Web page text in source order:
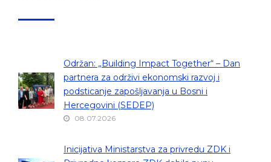
Održan: „Building Impact Together“ – Dan
partnera za održivi ekonomski razvoj i
podsticanje zapošljavanja u Bosni i
Hercegovini (SEDEP)
08.07.2026
Inicijativa Ministarstva za privredu ZDK i